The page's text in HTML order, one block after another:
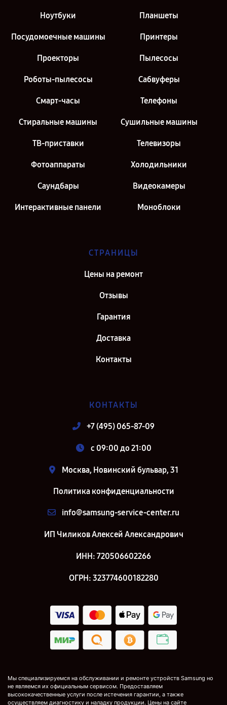
Ноутбуки Планшеты
Посудомоечные машины Принтеры
Проекторы Пылесосы
Роботы-пылесосы Сабвуферы
Смарт-часы Телефоны
Стиральные машины Сушильные машины
ТВ-приставки Телевизоры
Фотоаппараты Холодильники
Саундбары Видеокамеры
Интерактивные панели Моноблоки
СТРАНИЦЫ
Цены на ремонт
Отзывы
Гарантия
Доставка
Контакты
КОНТАКТЫ
+7 (495) 065-87-09
c 09:00 до 21:00
Москва, Новинский бульвар, 31
Политика конфиденциальности
info@samsung-service-center.ru
ИП Чиликов Алексей Александрович
ИНН: 720506602266
ОГРН: 323774600182280
Мы специализируемся на обслуживании и ремонте устройств Samsung но
не являемся их официальным сервисом. Предоставляем
высококачественные услуги после истечения гарантии, а также
осуществляем диагностику и наладку продукции. Цены на сайте